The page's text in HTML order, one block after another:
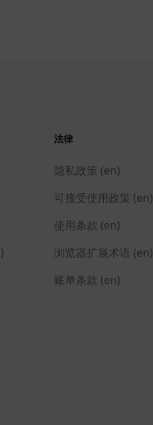
法律
隐私政策 (en)
可接受使用政策 (en)
使用条款 (en)
浏览器扩展术语 (en)
账单条款 (en)